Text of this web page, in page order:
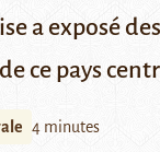
a exposé
ce pays
4 minutes